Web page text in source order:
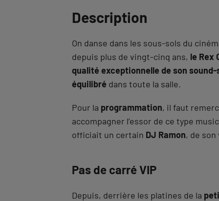
Description
On danse dans les sous-sols du
depuis plus de vingt-cinq ans, le Rex
qualité exceptionnelle de son sound-
équilibré dans toute la salle.
Pour la programmation, il faut
accompagner l’essor de ce type
officiait un certain DJ Ramon, de
Pas de carré VIP
Depuis, derrière les platines de la